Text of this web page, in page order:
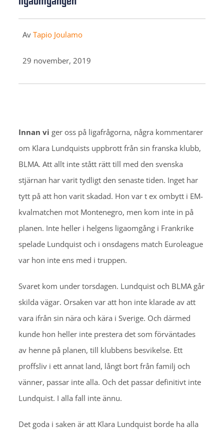
Av Tapio Joulamo
29 november, 2019
Innan vi ger oss på ligafrågorna, några kommentarer
om Klara Lundquists uppbrott från sin franska klubb,
BLMA. Att allt inte stått rätt till med den svenska
stjärnan har varit tydligt den senaste tiden. Inget har
tytt på att hon varit skadad. Hon var t ex ombytt i EM-
kvalmatchen mot Montenegro, men kom inte in på
planen. Inte heller i helgens ligaomgång i Frankrike
spelade Lundquist och i onsdagens match Euroleague
var hon inte ens med i truppen.
Svaret kom under torsdagen. Lundquist och BLMA går
skilda vägar. Orsaken var att hon inte klarade av att
vara ifrån sin nära och kära i Sverige. Och därmed
kunde hon heller inte prestera det som förväntades
av henne på planen, till klubbens besvikelse. Ett
proffsliv i ett annat land, långt bort från familj och
vänner, passar inte alla. Och det passar definitivt inte
Lundquist. I alla fall inte ännu.
Det goda i saken är att Klara Lundquist borde ha alla